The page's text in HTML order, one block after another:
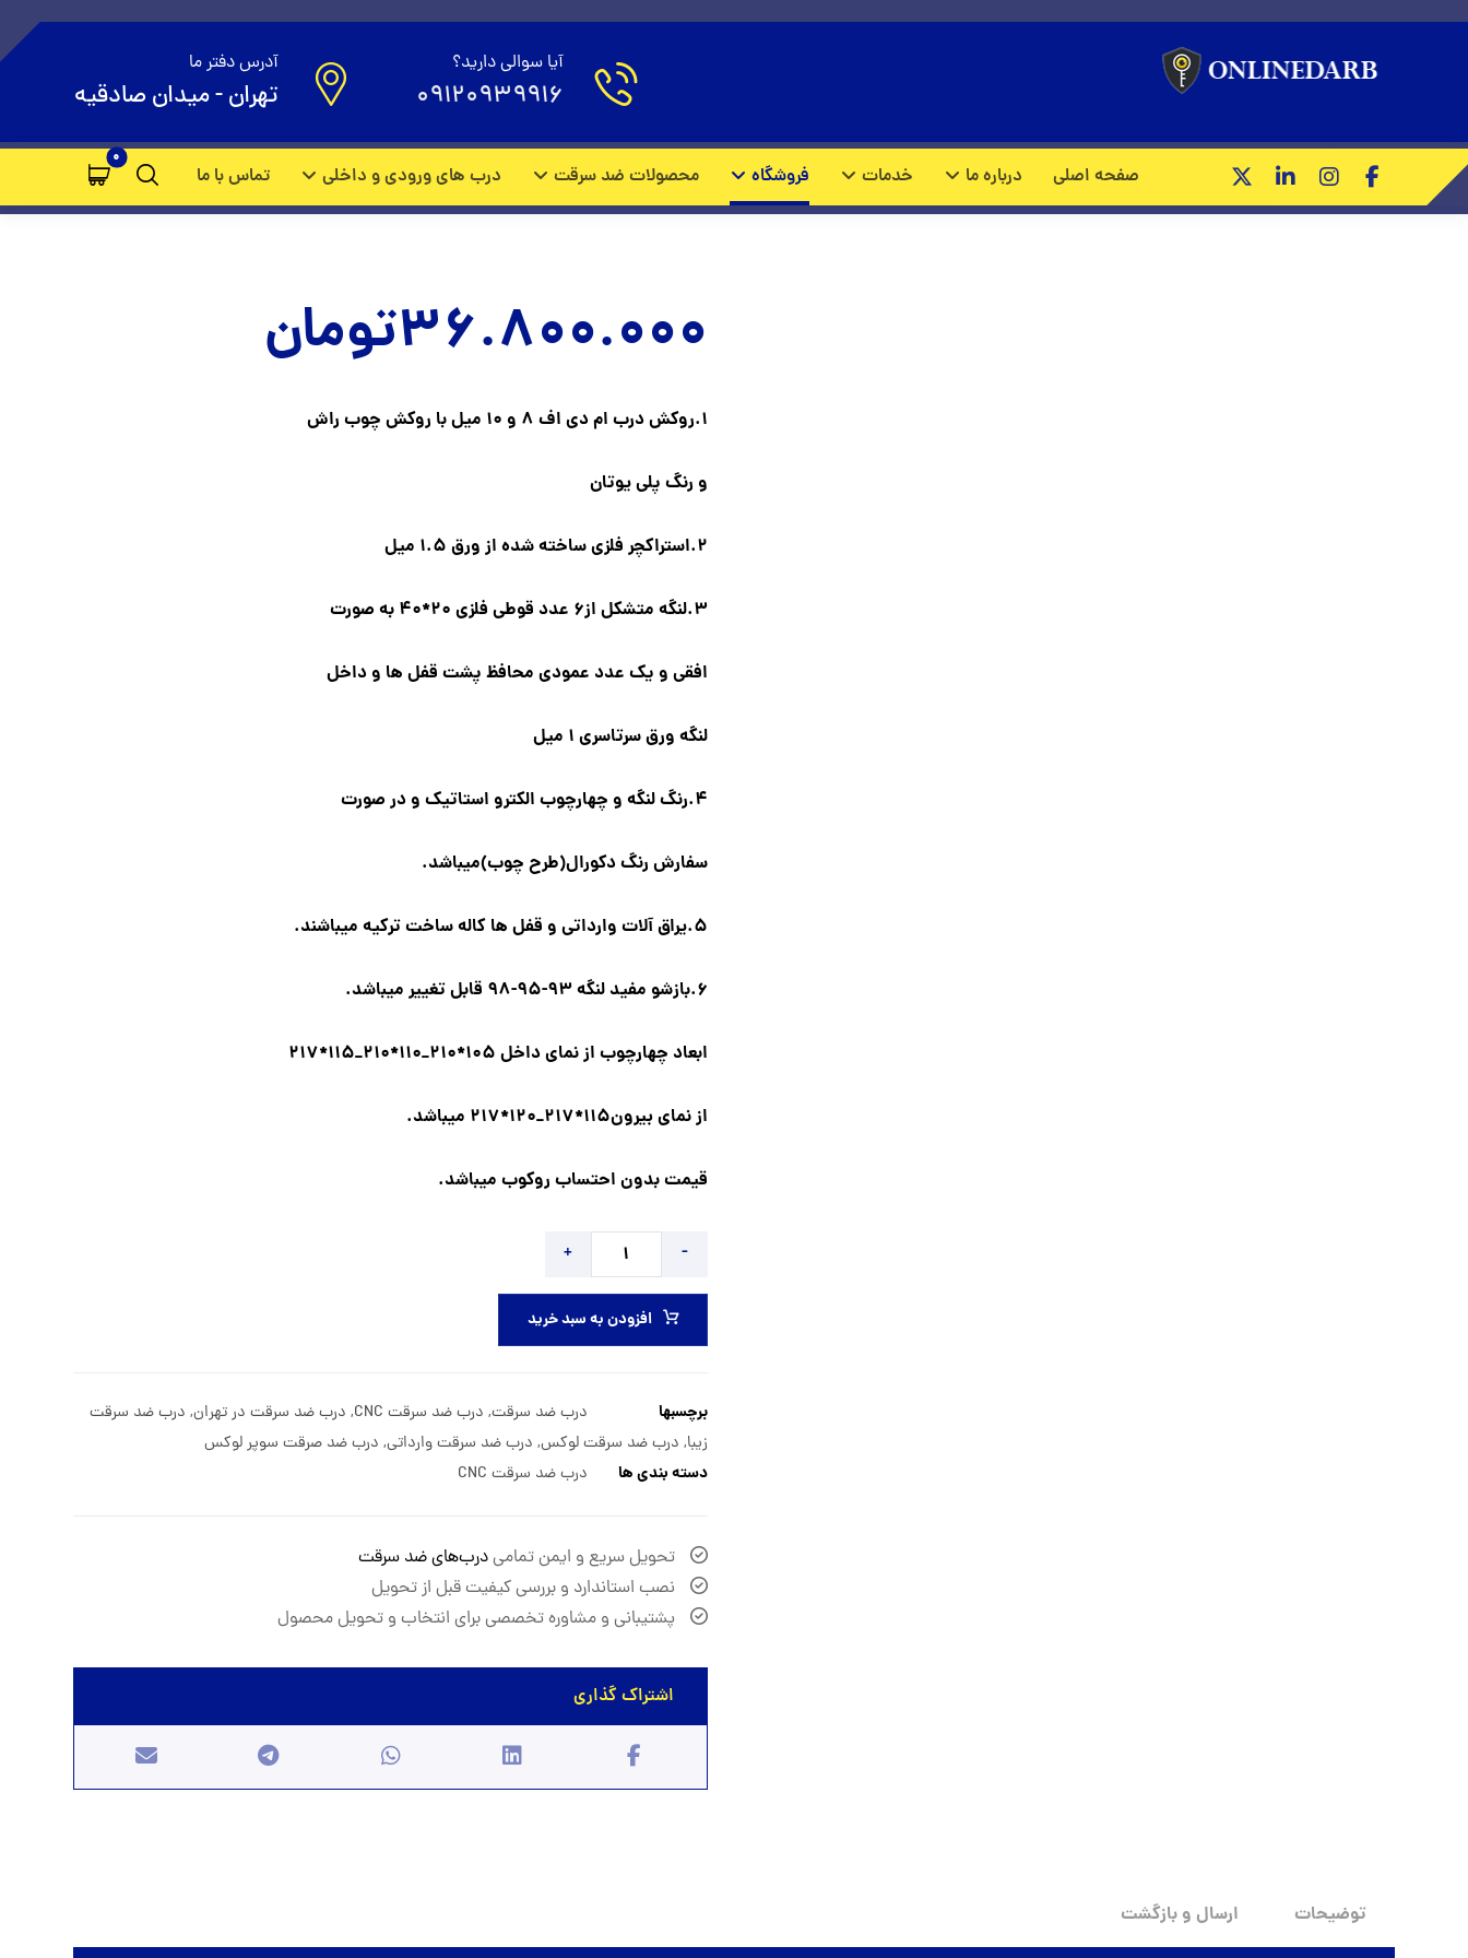
آدرس دفتر ما
تهران - میدان صادقیه
آیا سوالی دارید؟
09120939916
صفحه اصلی درباره ما خدمات فروشگاه محصولات ضد سرقت درب های ورودی و داخلی تماس با ما
36.800.000تومان
1.روکش درب ام دی اف 8 و 10 میل با روکش چوب راش
و رنگ پلی یوتان
2.استراکچر فلزی ساخته شده از ورق 1.5 میل
3.لنگه متشکل از6 عدد قوطی فلزی 20*40 به صورت
افقی و یک عدد عمودی محافظ پشت قفل ها و داخل
لنگه ورق سرتاسری 1 میل
4.رنگ لنگه و چهارچوب الکترو استاتیک و در صورت
سفارش رنگ دکورال(طرح چوب)میباشد.
5.یراق آلات وارداتی و قفل ها کاله ساخت ترکیه میباشند.
6.بازشو مفید لنگه 93-95-98 قابل تغییر میباشد.
ابعاد چهارچوب از نمای داخل 105*210_110*210_115*217
از نمای بیرون115*217_120*217 میباشد.
قیمت بدون احتساب روکوب میباشد.
-
+
افزودن به سبد خرید
برچسبها درب ضد سرقت, درب ضد سرقت CNC , درب ضد سرقت در تهران, درب ضد سرقت
زیبا, درب ضد سرقت لوکس, درب ضد سرقت وارداتی, درب ضد صرقت سوپر لوکس
دسته بندی ها
درب ضد سرقت CNC
تحویل سریع و ایمن تمامیدرب‌های ضد سرقت
نصب استاندارد و بررسی کیفیت قبل از تحویل
پشتیبانی و مشاوره تخصصی برای انتخاب و تحویل محصول
توضیحات ارسال و بازگشت